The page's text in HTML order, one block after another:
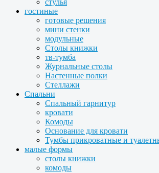
гостиные
готовые решения
мини стенки
модульные
Столы книжки
тв-тумба
Журнальные столы
Настенные полки
Стеллажи
Спальни
Спальный гарнитур
кровати
Комоды
Основание для кровати
Тумбы прикроватные и
малые формы
столы книжки
комоды